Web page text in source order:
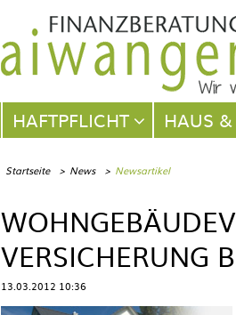
Navigation
überspringen
HAFTPFLICHT HAUS
Startseite News Newsartikel
VERSICHERUNG
13.03.2012 10:36